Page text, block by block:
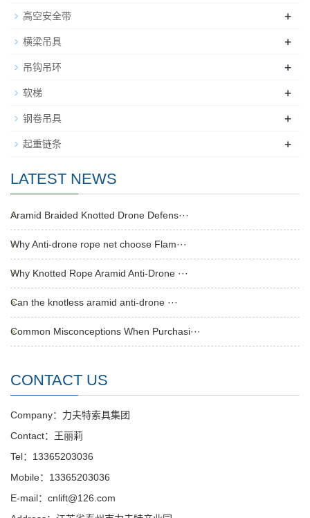
高空安全带 +
横梁吊具 +
吊钩吊环 +
软梯 +
钢卷吊具 +
起重链条 +
LATEST NEWS
Aramid Braided Knotted Drone Defens···
Why Anti-drone rope net choose Flam···
Why Knotted Rope Aramid Anti-Drone ···
Can the knotless aramid anti-drone ···
Common Misconceptions When Purchasi···
CONTACT US
Company：力夫特索具集团
Contact：王丽莉
Tel：13365203036
Mobile：13365203036
E-mail：cnlift@126.com